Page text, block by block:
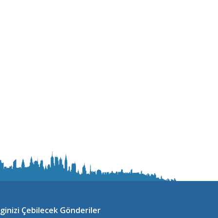
Çebilecek Gönderiler